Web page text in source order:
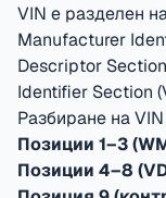
VIN е разделен
Manufacturer
Descriptor
Identifier Section
Разбиране на
Позиции 1–3
Позиции 4–8